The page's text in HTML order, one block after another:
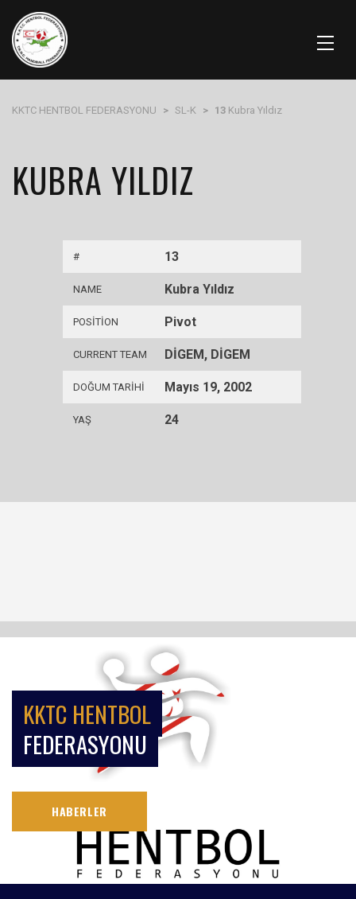
KKTC HENTBOL FEDERASYONU > SL-K > 13 Kubra Yıldız
KUBRA YILDIZ
# 13
NAME Kubra Yıldız
POSITION Pivot
CURRENT TEAM DİGEM, DİGEM
DOĞUM TARIHI Mayıs 19, 2002
YAŞ 24
KKTC HENTBOL
FEDERASYONU
HABERLER